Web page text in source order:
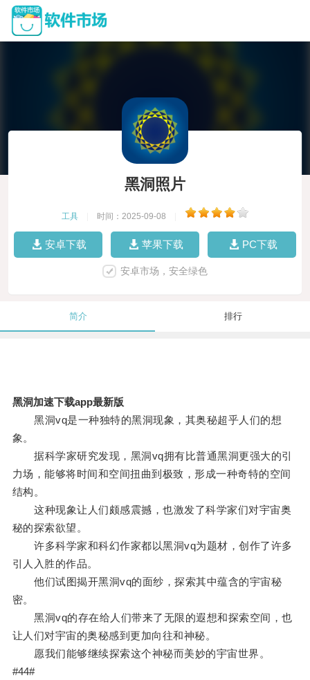
黑洞照片
工具 时间：2025-09-08
安卓下载 苹果下载 PC下载
安卓市场，安全绿色
简介 排行
黑洞加速下载app最新版
黑洞vq是一种独特的黑洞现象，其奥秘超乎人们的想
象。
据科学家研究发现，黑洞vq拥有比普通黑洞更强大的引
力场，能够将时间和空间扭曲到极致，形成一种奇特的空间
结构。
这种现象让人们颇感震撼，也激发了科学家们对宇宙奥
秘的探索欲望。
许多科学家和科幻作家都以黑洞vq为题材，创作了许多
引人入胜的作品。
他们试图揭开黑洞vq的面纱，探索其中蕴含的宇宙秘
密。
黑洞vq的存在给人们带来了无限的遐想和探索空间，也
让人们对宇宙的奥秘感到更加向往和神秘。
愿我们能够继续探索这个神秘而美妙的宇宙世界。
#44#